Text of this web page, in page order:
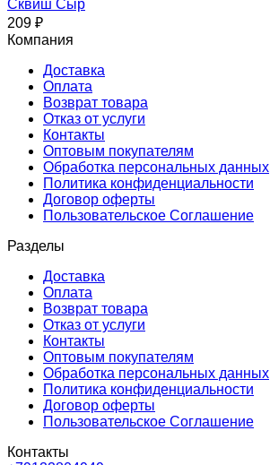
Сквиш Сыр
209 ₽
Компания
Доставка
Оплата
Возврат товара
Отказ от услуги
Контакты
Оптовым покупателям
Обработка персональных данных
Политика конфиденциальности
Договор оферты
Пользовательское Соглашение
Разделы
Доставка
Оплата
Возврат товара
Отказ от услуги
Контакты
Оптовым покупателям
Обработка персональных данных
Политика конфиденциальности
Договор оферты
Пользовательское Соглашение
Контакты